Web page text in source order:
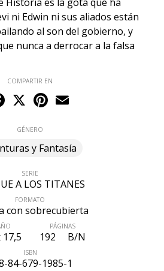
ni Edwin ni sus aliados están
al son del gobierno, y
nunca a derrocar a la falsa
COMPARTIR EN
Facebook
X Pinterest
GÉNERO
y Fantasía
SERIE
A LOS TITANES
FORMATO
con sobrecubierta
17,5
PÁGINAS
192 B/N
ISBN
84-679-1985-1